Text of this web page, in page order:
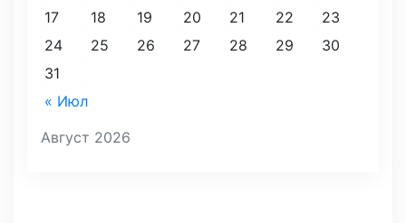
Август 2026
« Июл
17
18 19 20 21 22
23
24
25 26 27 28 29
30
31